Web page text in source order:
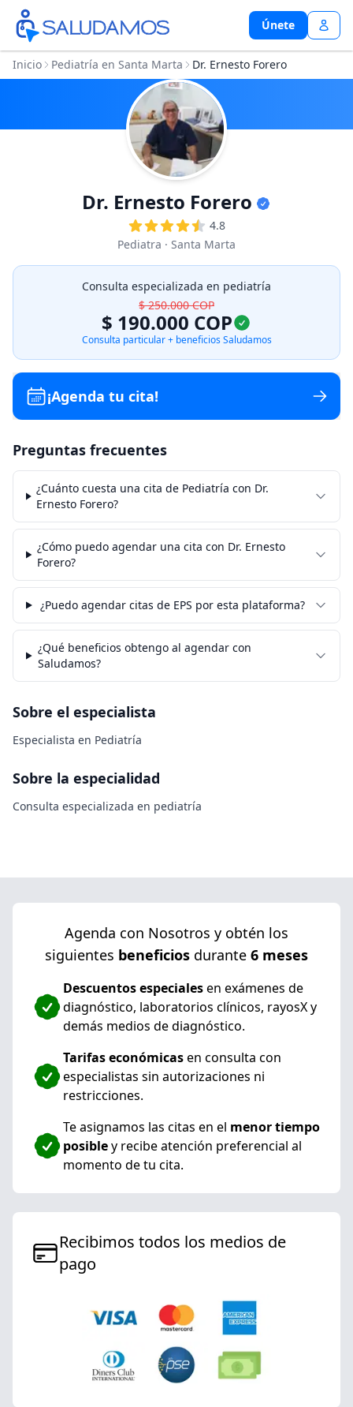
Únete
Únete
Inicio Pediatría en Santa Marta Dr. Ernesto Forero
Dr. Ernesto Forero
4.8
Pediatra · Santa Marta
Consulta especializada en pediatría
$ 250.000COP
$ 190.000 COP
Consulta particular + beneficios Saludamos
¡Agenda tu cita!
Preguntas frecuentes
¿Cuánto cuesta una cita de Pediatría con Dr.
Ernesto Forero?
¿Cómo puedo agendar una cita con Dr. Ernesto
Forero?
¿Puedo agendar citas de EPS por esta plataforma?
¿Qué beneficios obtengo al agendar con
Saludamos?
Sobre el especialista
Especialista en Pediatría
Sobre la especialidad
Consulta especializada en pediatría
Agenda con Nosotros y obtén los
siguientes beneficios durante 6 meses
Descuentos especialesen exámenes de
diagnóstico, laboratorios clínicos, rayosX y
demás medios de diagnóstico.
Tarifas económicasen consulta con
especialistas sin autorizaciones ni
restricciones.
Te asignamos las citas en el menor tiempo
posibley recibe atención preferencial al
momento de tu cita.
Recibimos todos los medios de
pago